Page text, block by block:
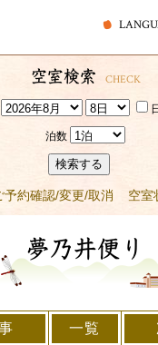
空室検索 CHECK
泊数
検索する
予約確認/変更/取消 空室
夢乃井便り
一覧